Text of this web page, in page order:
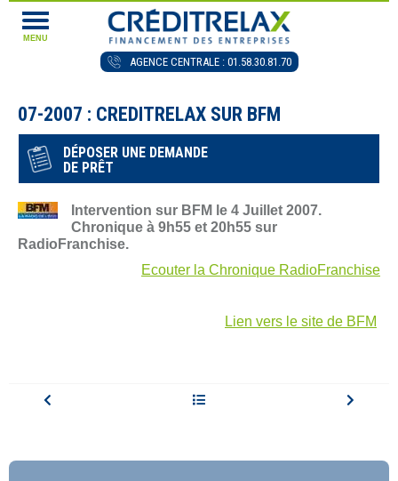
MENU
AGENCE CENTRALE : 01.58.30.81.70
07-2007 : CREDITRELAX SUR BFM
DÉPOSER UNE DEMANDE
DE PRÊT
Intervention sur BFM le 4 Juillet 2007.
Chronique à 9h55 et 20h55 sur
RadioFranchise.
Ecouter la Chronique RadioFranchise
Lien vers le site de BFM